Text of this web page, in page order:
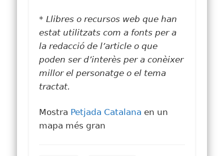
* Llibres o recursos web que han
estat utilitzats com a fonts per a
la redacció de l’article o que
poden ser d’interès per a conèixer
millor el personatge o el tema
tractat.
Mostra Petjada Catalana en un
mapa més gran